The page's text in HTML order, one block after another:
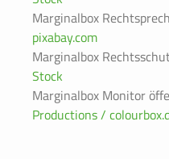
Marginalbox
pixabay.com
Marginalbox
Stock
Marginalbox Monitor
Productions /